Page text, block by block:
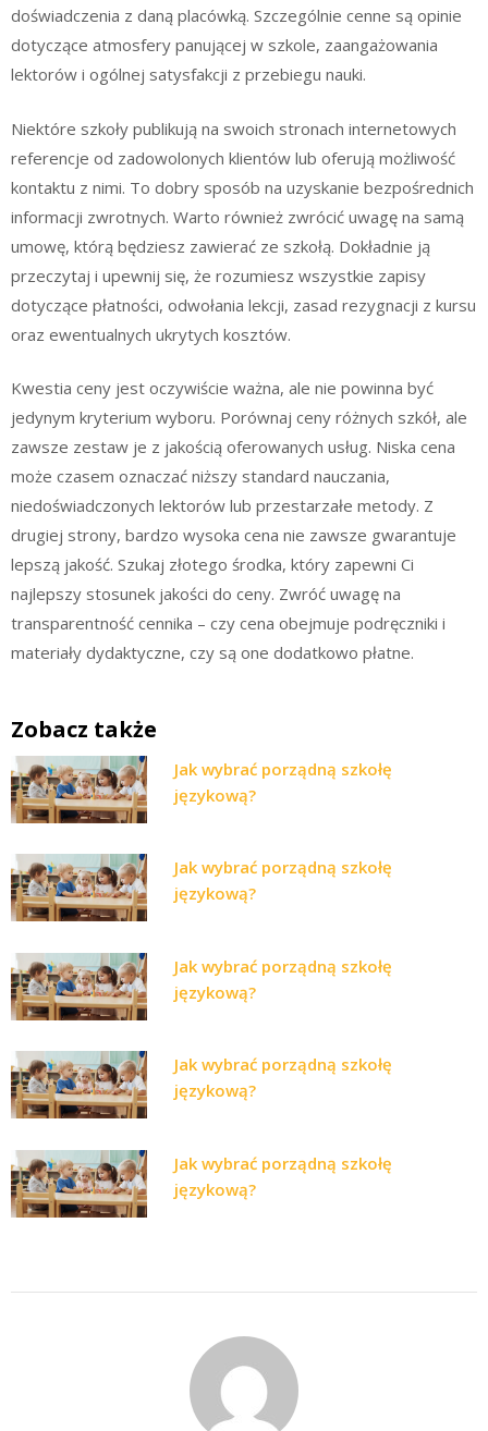
doświadczenia z daną placówką. Szczególnie cenne są opinie
dotyczące atmosfery panującej w szkole, zaangażowania
lektorów i ogólnej satysfakcji z przebiegu nauki.
Niektóre szkoły publikują na swoich stronach internetowych
referencje od zadowolonych klientów lub oferują możliwość
kontaktu z nimi. To dobry sposób na uzyskanie bezpośrednich
informacji zwrotnych. Warto również zwrócić uwagę na samą
umowę, którą będziesz zawierać ze szkołą. Dokładnie ją
przeczytaj i upewnij się, że rozumiesz wszystkie zapisy
dotyczące płatności, odwołania lekcji, zasad rezygnacji z kursu
oraz ewentualnych ukrytych kosztów.
Kwestia ceny jest oczywiście ważna, ale nie powinna być
jedynym kryterium wyboru. Porównaj ceny różnych szkół, ale
zawsze zestaw je z jakością oferowanych usług. Niska cena
może czasem oznaczać niższy standard nauczania,
niedoświadczonych lektorów lub przestarzałe metody. Z
drugiej strony, bardzo wysoka cena nie zawsze gwarantuje
lepszą jakość. Szukaj złotego środka, który zapewni Ci
najlepszy stosunek jakości do ceny. Zwróć uwagę na
transparentność cennika – czy cena obejmuje podręczniki i
materiały dydaktyczne, czy są one dodatkowo płatne.
Zobacz także
Jak wybrać porządną szkołę
językową?
Jak wybrać porządną szkołę
językową?
Jak wybrać porządną szkołę
językową?
Jak wybrać porządną szkołę
językową?
Jak wybrać porządną szkołę
językową?